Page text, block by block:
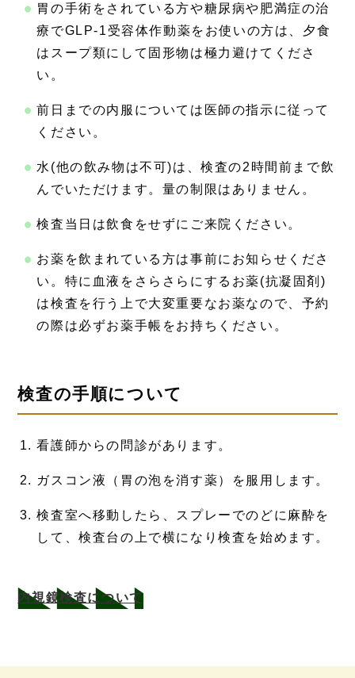
胃の手術をされている方や糖尿病や肥満症の治
療でGLP-1受容体作動薬をお使いの方は、夕食
はスープ類にして固形物は極力避けてくださ
い。
前日までの内服については医師の指示に従って
ください。
水(他の飲み物は不可)は、検査の2時間前まで飲
んでいただけます。量の制限はありません。
検査当日は飲食をせずにご来院ください。
お薬を飲まれている方は事前にお知らせくださ
い。特に血液をさらさらにするお薬(抗凝固剤)
は検査を行う上で大変重要なお薬なので、予約
の際は必ずお薬手帳をお持ちください。
検査の手順について
看護師からの問診があります。
ガスコン液（胃の泡を消す薬）を服用します。
検査室へ移動したら、スプレーでのどに麻酔を
して、検査台の上で横になり検査を始めます。
内視鏡検査について